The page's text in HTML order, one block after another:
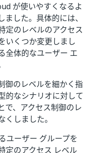
が使いやすくなるよ
した。具体的には、
定のレベルのアクセス
いくつか変更しまし
全体的なユーザー エ
御のレベルを細かく指
的なシナリオに対して
で、アクセス制御のレ
しました。
ユーザー グループを
定のアクセス レベル